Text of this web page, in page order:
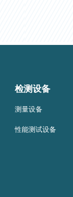
检测设备
测量设备
性能测试设备